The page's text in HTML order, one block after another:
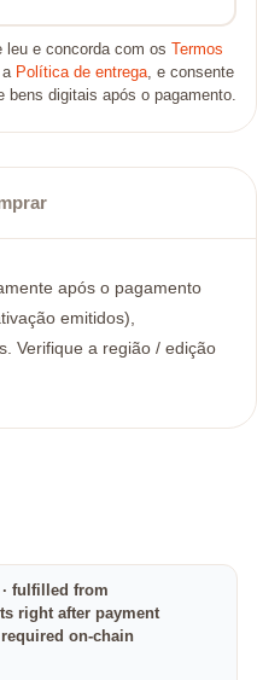
e concorda com os
Termos
a Política de entrega, e consente
bens digitais após o pagamento.
após o pagamento
emitidos),
Verifique a região / edição
fulfilled from
right after payment
on-chain